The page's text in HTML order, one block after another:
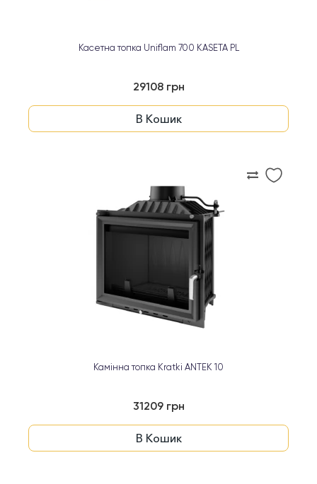
Касетна топка Uniflam 700 KASETA PL
29108 грн
В Кошик
Камінна топка Kratki ANTEK 10
31209 грн
В Кошик